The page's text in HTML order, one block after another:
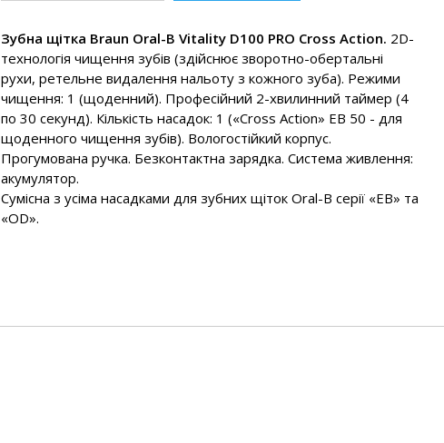
Зубна щітка Braun Oral-B Vitality D100 PRO Cross Action. 2D-
технологія чищення зубів (здійснює зворотно-обертальні
рухи, ретельне видалення нальоту з кожного зуба). Режими
чищення: 1 (щоденний). Професійний 2-хвилинний таймер (4
по 30 секунд). Кількість насадок: 1 («Cross Action» EB 50 - для
щоденного чищення зубів). Вологостійкий корпус.
Прогумована ручка. Безконтактна зарядка. Система живлення:
акумулятор.
Сумісна з усіма насадками для зубних щіток Oral-B серії «EB» та
«OD».